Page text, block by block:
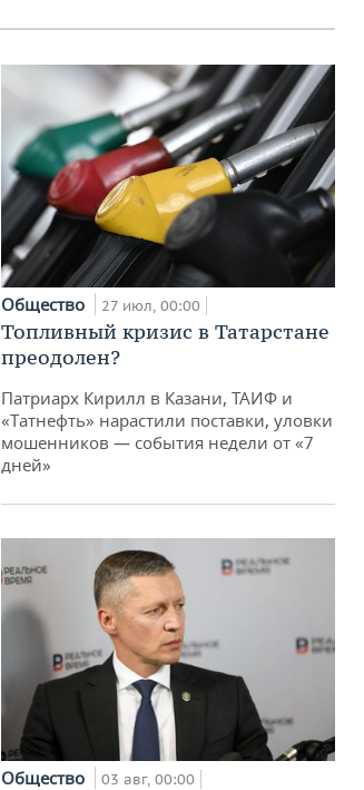
Общество 27 июл, 00:00
Топливный кризис в Татарстане
преодолен?
Патриарх Кирилл в Казани, ТАИФ и
«Татнефть» нарастили поставки, уловки
мошенников — события недели от «7
дней»
Общество 03 авг, 00:00